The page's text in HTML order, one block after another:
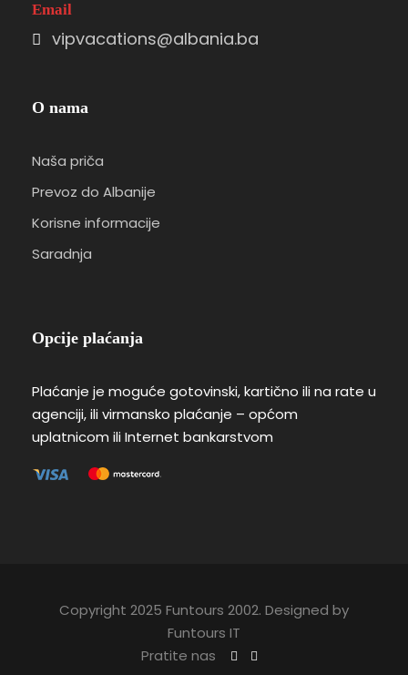
Email
vipvacations@albania.ba
O nama
Naša priča
Prevoz do Albanije
Korisne informacije
Saradnja
Opcije plaćanja
Plaćanje je moguće gotovinski, kartično ili na rate u
agenciji, ili virmansko plaćanje – općom
uplatnicom ili Internet bankarstvom
Copyright 2025 Funtours 2002. Designed by
Funtours IT
Pratite nas